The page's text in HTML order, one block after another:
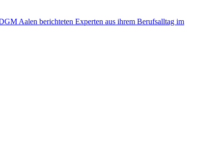
Aalen berichteten Experten aus ihrem Berufsalltag im